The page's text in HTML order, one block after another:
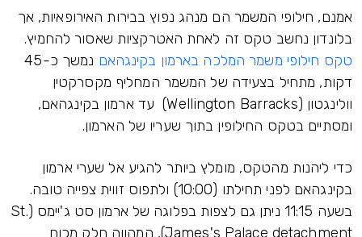
אמנם, חילופי המשמר הם מנהג נפוץ בבירות האירופאיות, אך
בלונדון נחשב טקס זה לאחת האטרקציות שאסור להחמיץ.
טקס חילופי משמר המלכה בארמון בקינגהאם
נמשך כ-45
דקות, מתחיל בצעידה של המשמר המחליף מקסרקטין
וולינגטון (Wellington Barracks) עד ארמון בקינגהאם,
ומסתיים בטקס החילופין בתוך שעריו של הארמון.
כדי ליהנות מהטקס, מומלץ ביותר להגיע אל שערי ארמון
בקינגהאם לפני תחילתו (10:00) ולתפוס זווית צפייה טובה.
בשעה 11:15 ניתן גם לצפות בפלוגה של ארמון סט ג'יימס (St.
James's Palace detachment), המהווה חלק מכוח